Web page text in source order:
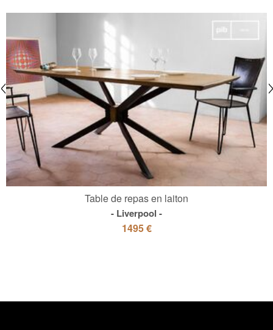
Table de repas en laiton
Liverpool
1495 €